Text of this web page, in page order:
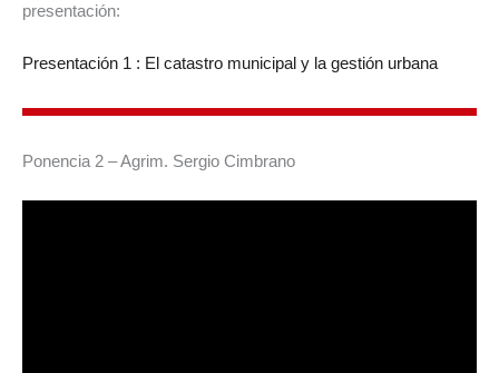
presentación:
Presentación 1 : El catastro municipal y la gestión urbana
Ponencia 2 – Agrim. Sergio Cimbrano